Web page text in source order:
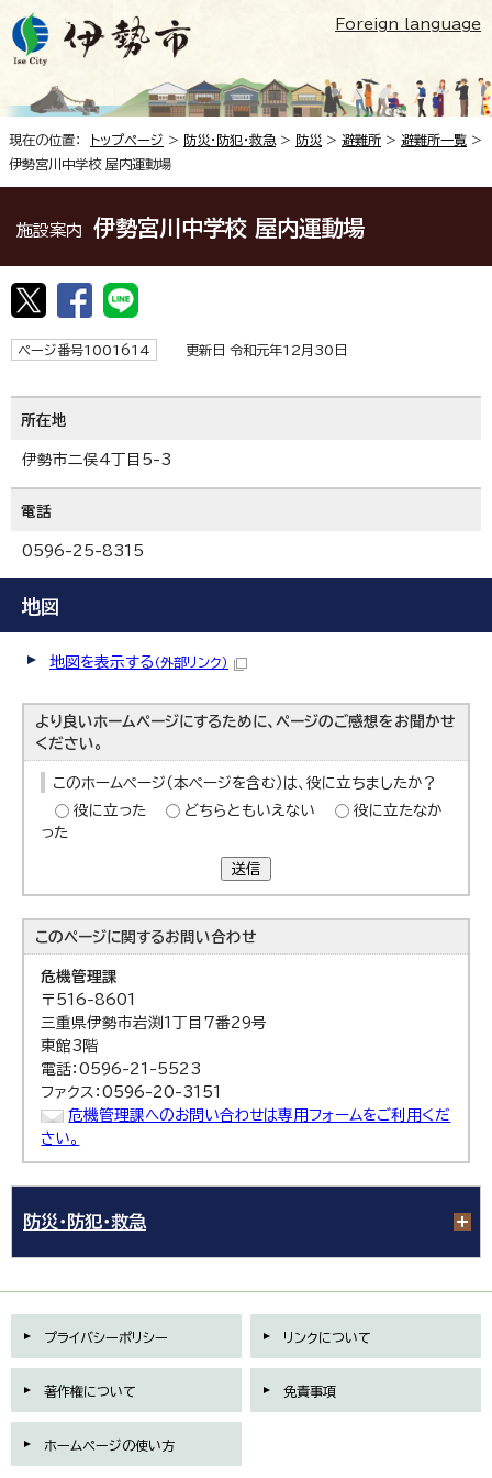
Foreign language
現在の位置： トップページ > 防災・防犯・救急 > 防災 > 避難所 > 避難所一覧 >
伊勢宮川中学校 屋内運動場
施設案内 伊勢宮川中学校 屋内運動場
ページ番号1001614 更新日 令和元年12月30日
所在地
伊勢市二俣4丁目5-3
電話
0596-25-8315
地図
地図を表示する （外部リンク）
より良いホームページにするために、ページのご感想をお聞かせ
ください。
このホームページ（本ページを含む）は、役に立ちましたか？
役に立った
どちらともいえない
役に立たなか
った
送信
このページに関するお問い合わせ
危機管理課
〒516-8601
三重県伊勢市岩渕1丁目7番29号
東館3階
電話：0596-21-5523
ファクス：0596-20-3151
危機管理課へのお問い合わせは専用フォームをご利用くだ
さい。
防災・防犯・救急
プライバシーポリシー リンクについて
著作権について 免責事項
ホームページの使い方